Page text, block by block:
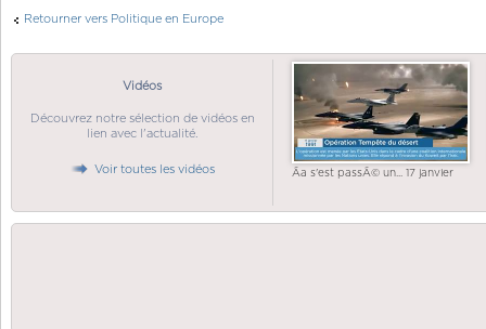
Retourner vers Politique en Europe
Vidéos
Découvrez notre sélection de vidéos en
lien avec l'actualité.
Voir toutes les vidéos Ãa s'est passÃ© un... 17 janvier